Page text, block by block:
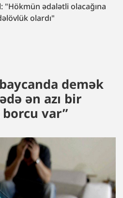
"Hökmün ədalətli olacağına
olardı"
demək
ən azı bir
var”